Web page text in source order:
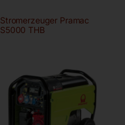
Stromerzeuger Pramac
S5000 THB